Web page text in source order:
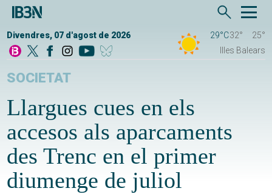
Divendres, 07 d'agost de 2026 29°C32°
25°
Illes Balears
SOCIETAT
Llargues cues en els
accesos als aparcaments
des Trenc en el primer
diumenge de juliol